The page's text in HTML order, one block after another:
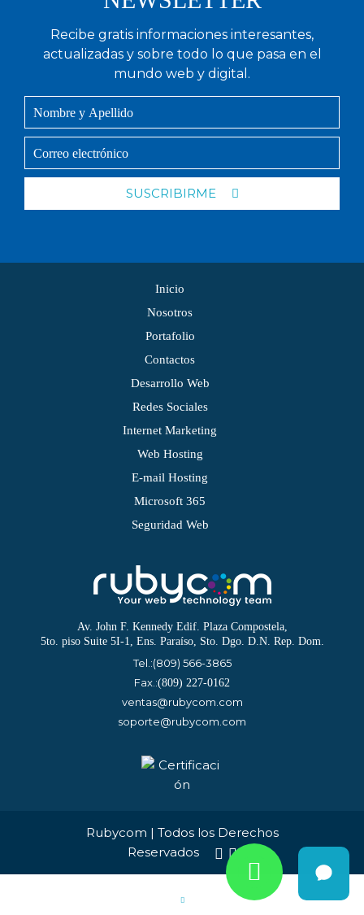
Recibe gratis informaciones interesantes,
actualizadas y sobre todo lo que pasa en el
mundo web y digital.
SUSCRIBIRME
Inicio
Nosotros
Portafolio
Contactos
Desarrollo Web
Redes Sociales
Internet Marketing
Web Hosting
E-mail Hosting
Microsoft 365
Seguridad Web
Av. John F. Kennedy Edif. Plaza Compostela,
5to. piso Suite 5I-1, Ens. Paraíso, Sto. Dgo. D.N. Rep. Dom.
Tel.:(809) 566-3865
Fax.:(809) 227-0162
ventas@rubycom.com
soporte@rubycom.com
Rubycom | Todos los Derechos
Reservados